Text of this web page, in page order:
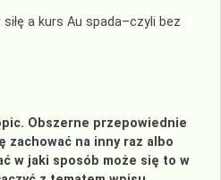
siłę a kurs Au spada–czyli bez
Obszerne przepowiednie
zachować na inny raz albo
w jaki sposób może się to w